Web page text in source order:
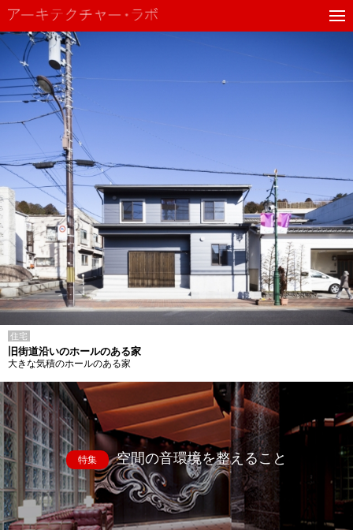
住宅
旧街道沿いのホールのある家
大きな気積のホールのある家
特集 空間の音環境を整えること